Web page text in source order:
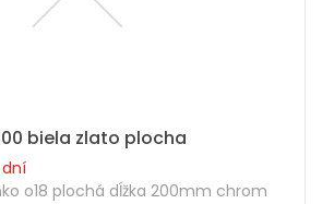
biela zlato plocha
o18 plochá dĺžka 200mm chrom